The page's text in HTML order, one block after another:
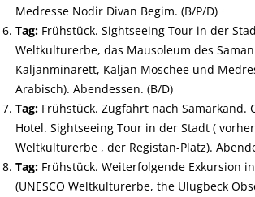
Medresse Nodir Divan Begim. (B/P/D)
Tag:Frühstück. Sightseeing Tour in der
Weltkulturerbe, das Mausoleum des
Kaljanminarett, Kaljan Moschee und
Arabisch). Abendessen. (B/D)
Tag:Frühstück. Zugfahrt nach Samarkand.
Hotel. Sightseeing Tour in der Stadt ( vorher
Weltkulturerbe , der Registan-Platz).
Tag:Frühstück. Weiterfolgende Exkursion
(UNESCO Weltkulturerbe, the Ulugbeck